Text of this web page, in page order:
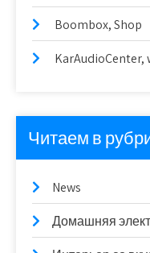
Boombox, Shop
Читаем в
News
Домашняя